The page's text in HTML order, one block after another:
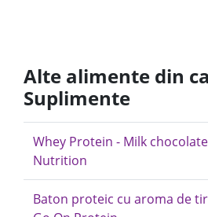
Alte alimente din
Suplimente
Whey Protein - Milk
Nutrition
Baton proteic cu aroma de